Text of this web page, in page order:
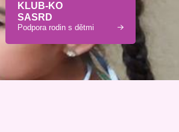
KLUB-KO
SASRD
Podpora rodin s dětmi